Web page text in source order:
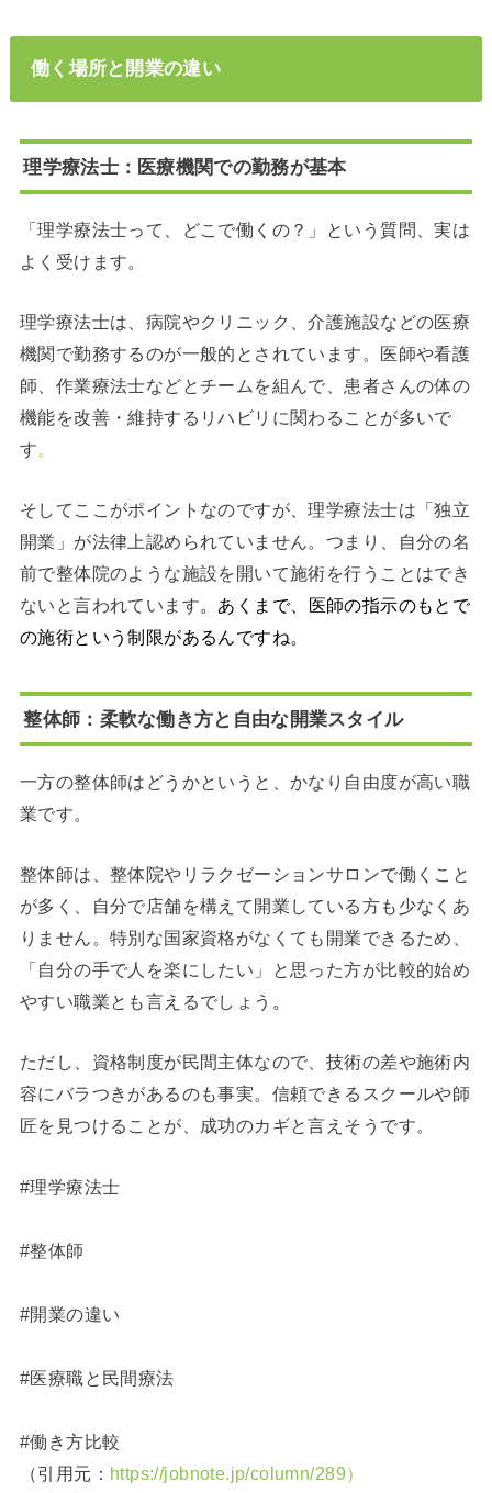
働く場所と開業の違い
理学療法士：医療機関での勤務が基本
「理学療法士って、どこで働くの？」という質問、実は
よく受けます。
理学療法士は、病院やクリニック、介護施設などの医療
機関で勤務するのが一般的とされています。医師や看護
師、作業療法士などとチームを組んで、患者さんの体の
機能を改善・維持するリハビリに関わることが多いで
す。
そしてここがポイントなのですが、理学療法士は「独立
開業」が法律上認められていません。つまり、自分の名
前で整体院のような施設を開いて施術を行うことはでき
ないと言われています。あくまで、医師の指示のもとで
の施術という制限があるんですね。
整体師：柔軟な働き方と自由な開業スタイル
一方の整体師はどうかというと、かなり自由度が高い職
業です。
整体師は、整体院やリラクゼーションサロンで働くこと
が多く、自分で店舗を構えて開業している方も少なくあ
りません。特別な国家資格がなくても開業できるため、
「自分の手で人を楽にしたい」と思った方が比較的始め
やすい職業とも言えるでしょう 。
ただし、資格制度が民間主体なので、技術の差や施術内
容にバラつきがあるのも事実。信頼できるスクールや師
匠を見つけることが、成功のカギと言えそうです。
#理学療法士
#整体師
#開業の違い
#医療職と民間療法
#働き方比較
（引用元： https://jobnote.jp/column/289）